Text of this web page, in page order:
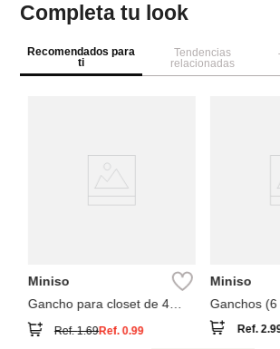
Completa tu look
Recomendados para
ti
Tendencias
relacionadas
Miniso
Gancho para closet de 4
Ref.1.69Ref.0.99
Miniso
Ganchos
Ref.